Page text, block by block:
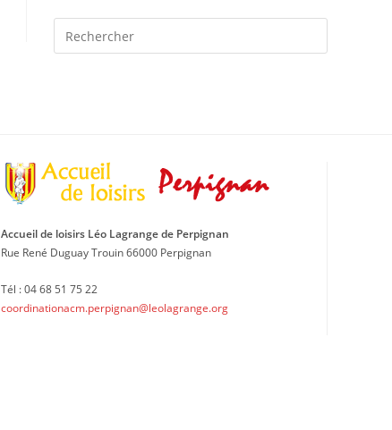
Escape
Accueil de loisirs Léo Lagrange de Perpignan
Rue René Duguay Trouin 66000 Perpignan
Tél : 04 68 51 75 22
coordinationacm.perpignan@leolagrange.org